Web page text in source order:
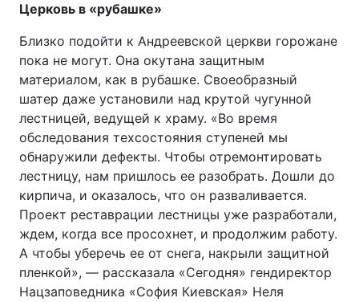
Головна Війна
Україна Політика
Економіка Світ
Спорт Наука
Техно і зв'язок Лайт
Церковь в «рубашке»
Близко подойти к Андреевской церкви горожане
пока не могут. Она окутана защитным
материалом, как в рубашке. Своеобразный
шатер даже установили над крутой чугунной
лестницей, ведущей к храму. «Во время
обследования техсостояния ступеней мы
обнаружили дефекты. Чтобы отремонтировать
лестницу, нам пришлось ее разобрать. Дошли до
кирпича, и оказалось, что он разваливается.
Проект реставрации лестницы уже разработали,
ждем, когда все просохнет, и продолжим работу.
А чтобы уберечь ее от снега, накрыли защитной
пленкой», — рассказала «Сегодня» гендиректор
Нацзаповедника «София Киевская» Неля